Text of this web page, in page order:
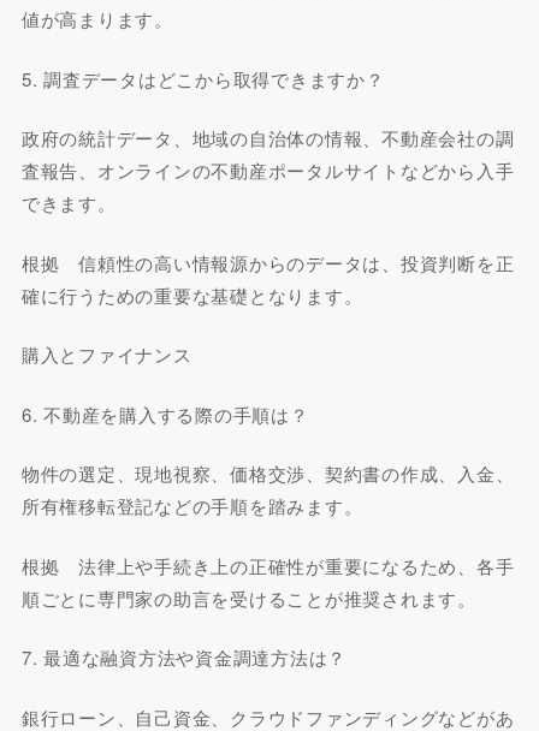
値が高まります。
5. 調査データはどこから取得できますか？
政府の統計データ、地域の自治体の情報、不動産会社の調
査報告、オンラインの不動産ポータルサイトなどから入手
できます。
根拠 信頼性の高い情報源からのデータは、投資判断を正
確に行うための重要な基礎となります。
購入とファイナンス
6. 不動産を購入する際の手順は？
物件の選定、現地視察、価格交渉、契約書の作成、入金、
所有権移転登記などの手順を踏みます。
根拠 法律上や手続き上の正確性が重要になるため、各手
順ごとに専門家の助言を受けることが推奨されます。
7. 最適な融資方法や資金調達方法は？
銀行ローン、自己資金、クラウドファンディングなどがあ